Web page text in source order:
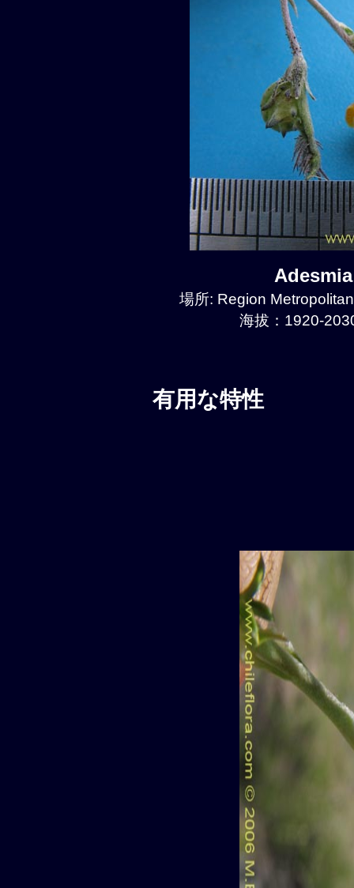
場所: Region
海拔：1920-
有用な特性